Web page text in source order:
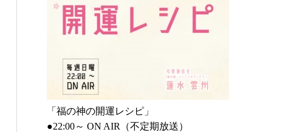
「福の神の開運レシピ」
●22:00～ ON AIR（不定期放送）